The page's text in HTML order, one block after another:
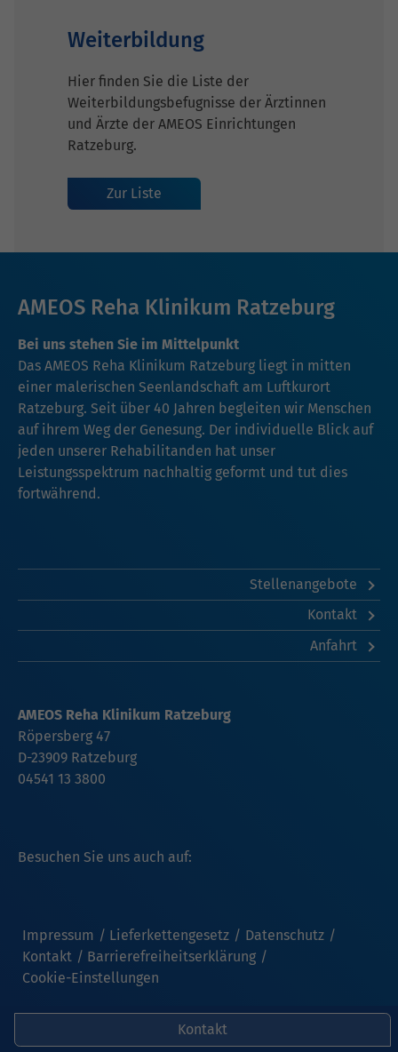
Kontakt
Weiterbildung
Hier finden Sie die Liste der
Weiterbildungsbefugnisse der Ärztinnen
und Ärzte der AMEOS Einrichtungen
Ratzeburg.
Zur Liste
AMEOS Reha Klinikum Ratzeburg
Bei uns stehen Sie im Mittelpunkt
Das AMEOS Reha Klinikum Ratzeburg liegt in mitten
einer malerischen Seenlandschaft am Luftkurort
Ratzeburg. Seit über 40 Jahren begleiten wir Menschen
auf ihrem Weg der Genesung. Der individuelle Blick auf
jeden unserer Rehabilitanden hat unser
Leistungsspektrum nachhaltig geformt und tut dies
fortwährend.
Stellenangebote
Kontakt
Anfahrt
Besuchen Sie uns auch auf:
Impressum Lieferkettengesetz
Datenschutz
Kontakt
Barrierefreiheitserklärung
Cookie-Einstellungen
AMEOS Reha Klinikum Ratzeburg
Röpersberg 47
D-23909 Ratzeburg
04541 13 3800